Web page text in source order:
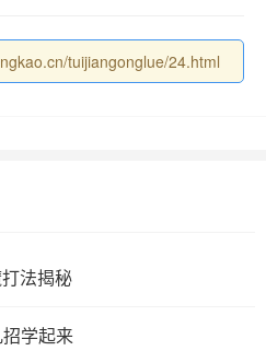
tuijiangonglue/24.html
法揭秘
学起来